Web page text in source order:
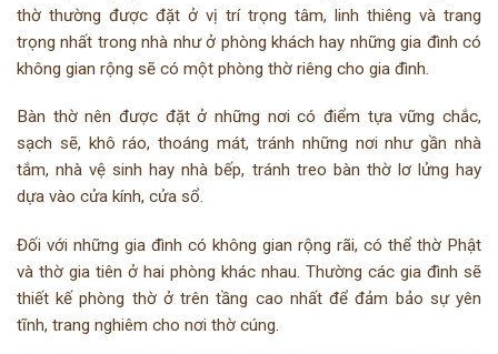
thờ thường được đặt ở vị trí trọng tâm, linh thiêng và trang
trọng nhất trong nhà như ở phòng khách hay những gia đình có
không gian rộng sẽ có một phòng thờ riêng cho gia đình.
Bàn thờ nên được đặt ở những nơi có điểm tựa vững chắc,
sạch sẽ, khô ráo, thoáng mát, tránh những nơi như gần nhà
tắm, nhà vệ sinh hay nhà bếp, tránh treo bàn thờ lơ lửng hay
dựa vào cửa kính, cửa sổ.
Đối với những gia đình có không gian rộng rãi, có thể thờ Phật
và thờ gia tiên ở hai phòng khác nhau. Thường các gia đình sẽ
thiết kế phòng thờ ở trên tầng cao nhất để đảm bảo sự yên
tĩnh, trang nghiêm cho nơi thờ cúng.